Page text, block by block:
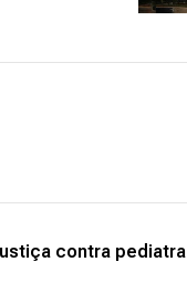
contra pediatra